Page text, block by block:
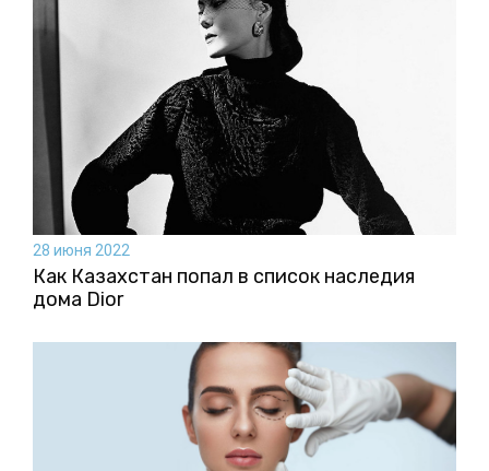
28 июня 2022
Как Казахстан попал в список наследия
дома Dior